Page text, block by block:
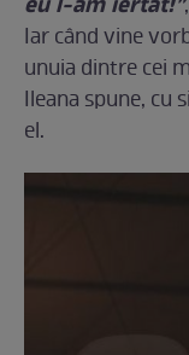
Iar când vine
unuia dintre cei
Ileana spune, cu
el.